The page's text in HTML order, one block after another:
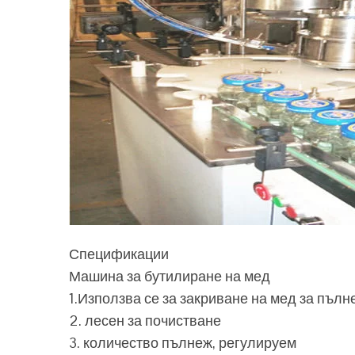
Спецификации
Машина за бутилиране на мед
1.Използва се за закриване на мед за
2. лесен за почистване
3. количество пълнеж, регулируем